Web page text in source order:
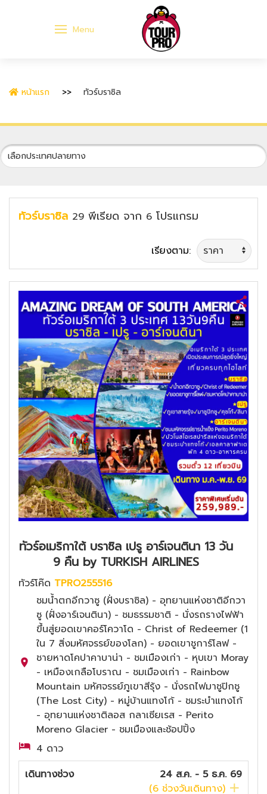
Menu
หน้าแรก ทัวร์บราซิล
ค้นหาทัวร์
ทัวร์บราซิล 29 พีเรียด จาก 6 โปรแกรม
เรียงตาม:
ทัวร์อเมริกาใต้ บราซิล เปรู อาร์เจนตินา 13 วัน
9 คืน by TURKISH AIRLINES
ทัวร์โค๊ด TPRO255516
ชมน้ำตกอีกวาซู (ฝั่งบราซิล) - อุทยานแห่งชาติอีกวา
ซู (ฝั่งอาร์เจนตินา) - ชมธรรมชาติ - นั่งรถรางไฟฟ้า
ขึ้นสู่ยอดเขาคอร์โควาโด - Christ of Redeemer (1
ใน 7 สิ่งมหัศจรรย์ของโลก) - ยอดเขาชูการ์โลฟ -
ชายหาดโคปาคาบาน่า - ชมเมืองเก่า - หุบเขา Moray
- เหมืองเกลือโบราณ - ชมเมืองเก่า - Rainbow
Mountain มหัศจรรย์ภูเขาสีรุ้ง - นั่งรถไฟมาชูปิกชู
(The Lost City) - หมู่บ้านแทงโก้ - ชมระบำแทงโก้
- อุทยานแห่งชาติลอส กลาเซียเรส - Perito
Moreno Glacier - ชมเมืองและช้อปปิ้ง
4 ดาว
เดินทางช่วง
24 ส.ค. - 5 ธ.ค. 69
(6 ช่วงวันเดินทาง)